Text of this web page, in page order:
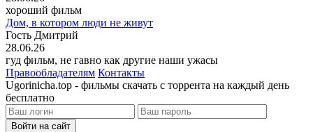
хороший фильм
Дом, в котором люди не живут
Гость Дмитрий
28.06.26
гуд фильм, не гавно как другие наши ужасы
Правообладателям Контакты
Ugorinicha.top - фильмы скачать с торрента на каждый день
бесплатно
Войти на сайт